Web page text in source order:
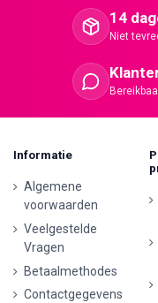
14
Niet
Informatie
Algemene
voorwaarden
Veelgestelde
Vragen
Betaalmethodes
Contactgegevens